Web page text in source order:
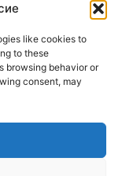
like cookies to
to these
browsing behavior or
consent, may
изцяло футболна